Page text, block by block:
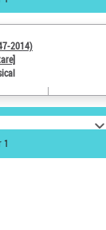
2014)
2014)
1